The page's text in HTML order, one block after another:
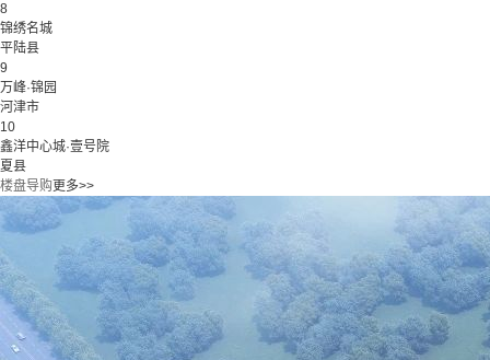
8
锦绣名城
平陆县
9
万峰·锦园
河津市
10
鑫洋中心城·壹号院
夏县
楼盘导购更多>>